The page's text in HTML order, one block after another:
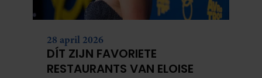
28 april 2026
DÍT ZIJN FAVORIETE
RESTAURANTS VAN ELOISE